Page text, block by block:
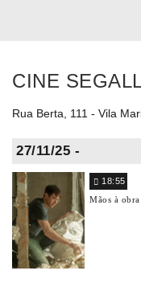
CINE
Rua Berta, 111 - Vila
27/11/25 -
18:55
Mãos à obra